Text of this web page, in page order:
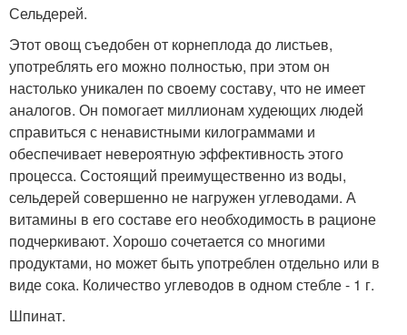
Сельдерей.
Этот овощ съедобен от корнеплода до листьев,
употреблять его можно полностью, при этом он
настолько уникален по своему составу, что не имеет
аналогов. Он помогает миллионам худеющих людей
справиться с ненавистными килограммами и
обеспечивает невероятную эффективность этого
процесса. Состоящий преимущественно из воды,
сельдерей совершенно не нагружен углеводами. А
витамины в его составе его необходимость в рационе
подчеркивают. Хорошо сочетается со многими
продуктами, но может быть употреблен отдельно или в
виде сока. Количество углеводов в одном стебле - 1 г.
Шпинат.